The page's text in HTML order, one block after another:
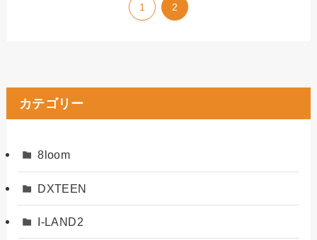
1 2
カテゴリー
8loom
DXTEEN
I-LAND2